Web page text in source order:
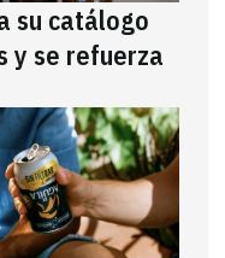
su catálogo
y se refuerza